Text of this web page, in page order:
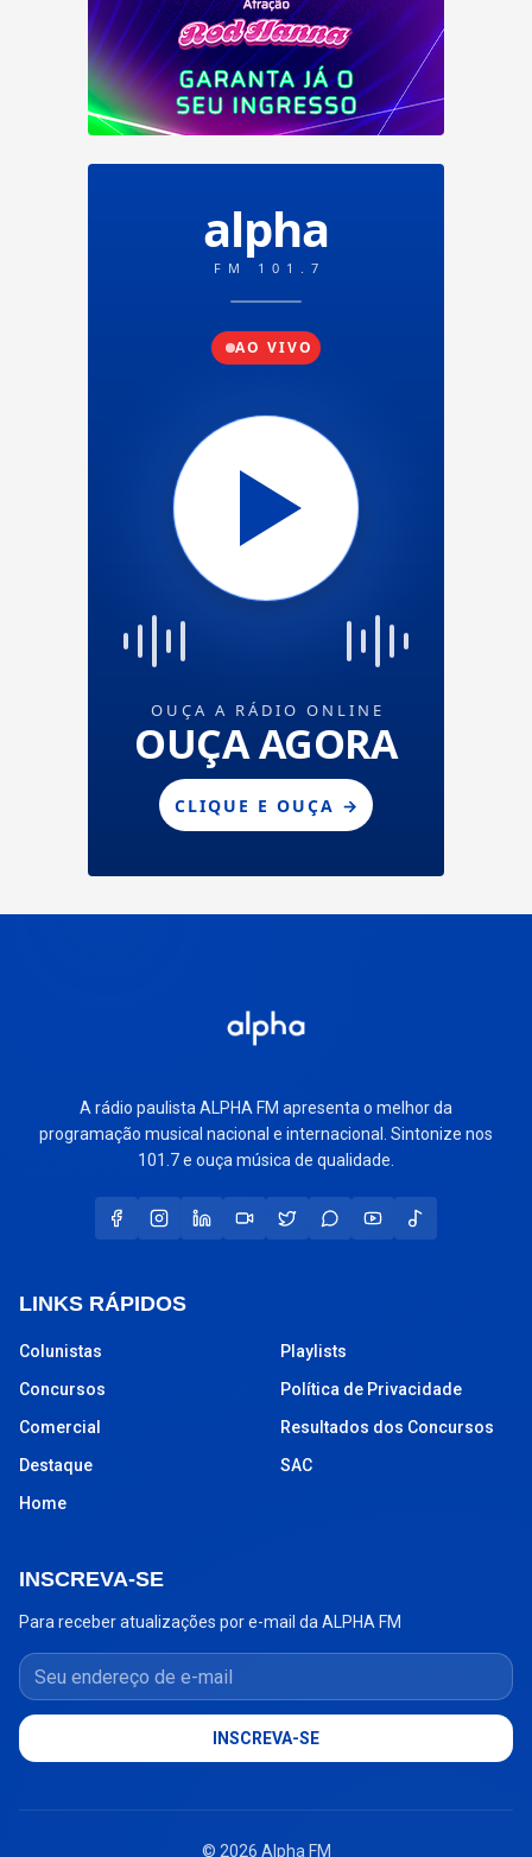
A rádio paulista ALPHA FM apresenta o melhor da
programação musical nacional e internacional. Sintonize nos
101.7 e ouça música de qualidade.
LINKS RÁPIDOS
Colunistas
Concursos
Comercial
Destaque
Home
Playlists
Política de Privacidade
Resultados dos Concursos
SAC
INSCREVA-SE
Para receber atualizações por e-mail da ALPHA FM
Seu endereço de e-mail
INSCREVA-SE
© 2026 Alpha FM